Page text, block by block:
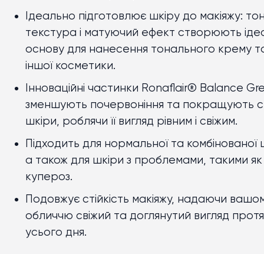
Ідеально підготовлює шкіру до макіяжу:
текстура і матуючий ефект створюють
основу для нанесення тонального крему
іншої косметики.
Інноваційні частинки Ronaflair® Balance
зменшують почервоніння та покращують
шкіри, роблячи її вигляд рівним і свіжим.
Підходить для нормальної та комбінованої
а також для шкіри з проблемами, такими як
купероз.
Подовжує стійкість макіяжу, надаючи
обличчю свіжий та доглянутий вигляд
усього дня.